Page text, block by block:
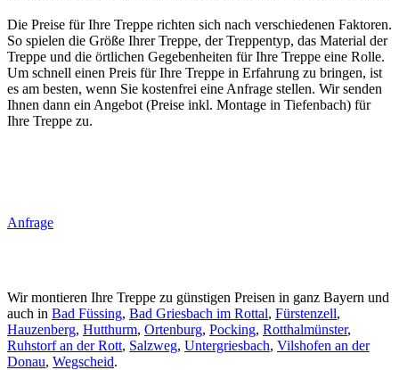
Die Preise für Ihre Treppe richten sich nach verschiedenen Faktoren.
So spielen die Größe Ihrer Treppe, der Treppentyp, das Material der
Treppe und die örtlichen Gegebenheiten für Ihre Treppe eine Rolle.
Um schnell einen Preis für Ihre Treppe in Erfahrung zu bringen, ist
es am besten, wenn Sie kostenfrei eine Anfrage stellen. Wir senden
Ihnen dann ein Angebot (Preise inkl. Montage in Tiefenbach) für
Ihre Treppe zu.
Anfrage
Wir montieren Ihre Treppe zu günstigen Preisen in ganz Bayern und
auch in Bad Füssing, Bad Griesbach im Rottal, Fürstenzell,
Hauzenberg, Hutthurm, Ortenburg, Pocking, Rotthalmünster,
Ruhstorf an der Rott, Salzweg, Untergriesbach, Vilshofen an der
Donau, Wegscheid.